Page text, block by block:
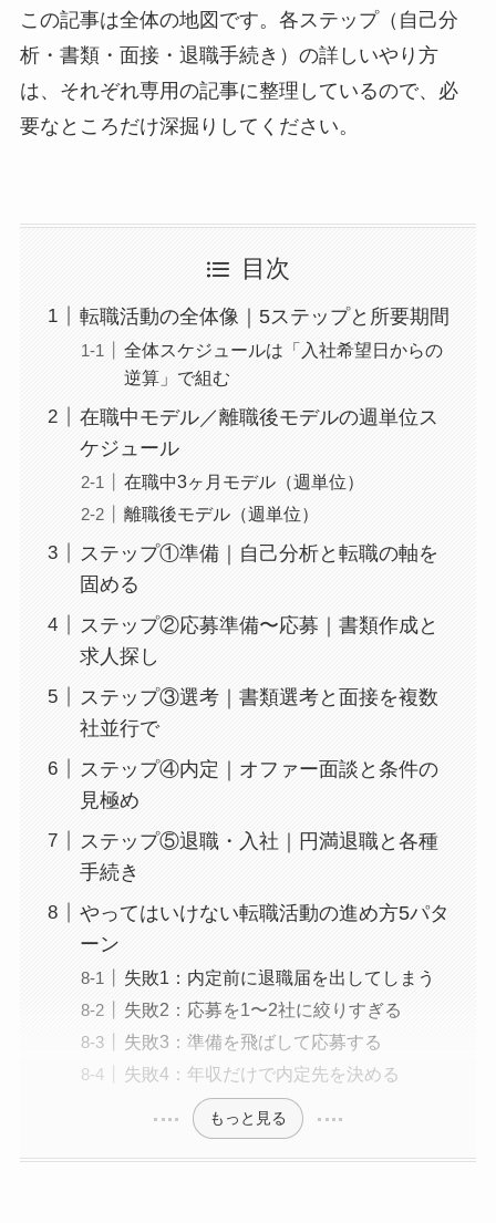
この記事は全体の地図です。各ステップ（自己分
析・書類・面接・退職手続き）の詳しいやり方
は、それぞれ専用の記事に整理しているので、必
要なところだけ深掘りしてください。
目次
転職活動の全体像｜5ステップと所要期間
全体スケジュールは「入社希望日からの
逆算」で組む
在職中モデル／離職後モデルの週単位ス
ケジュール
在職中3ヶ月モデル（週単位）
離職後モデル（週単位）
ステップ①準備｜自己分析と転職の軸を
固める
ステップ②応募準備〜応募｜書類作成と
求人探し
ステップ③選考｜書類選考と面接を複数
社並行で
ステップ④内定｜オファー面談と条件の
見極め
ステップ⑤退職・入社｜円満退職と各種
手続き
やってはいけない転職活動の進め方5パタ
ーン
失敗1：内定前に退職届を出してしまう
失敗2：応募を1〜2社に絞りすぎる
失敗3：準備を飛ばして応募する
失敗4：年収だけで内定先を決める
もっと見る